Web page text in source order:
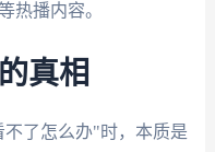
热播内容。
真相
了怎么办"时，本质是